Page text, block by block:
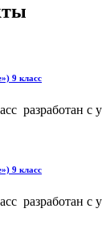
9 класс
с
9 класс
с